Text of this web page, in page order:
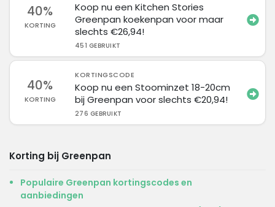
40%
KORTING
Koop nu een Kitchen Stories
Greenpan koekenpan voor maar
slechts €26,94!
451 GEBRUIKT
40%
KORTING
KORTINGSCODE
Koop nu een Stoominzet 18-20cm
bij Greenpan voor slechts €20,94!
276 GEBRUIKT
Korting bij Greenpan
Populaire Greenpan kortingscodes en
aanbiedingen